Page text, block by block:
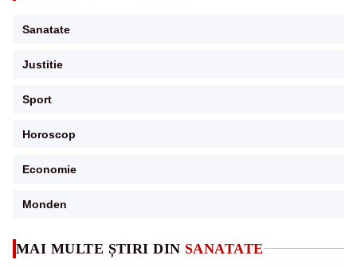
MAI MULTE ȘTIRI DIN SANATATE
Sanatate
Justitie
Sport
Horoscop
Economie
Monden